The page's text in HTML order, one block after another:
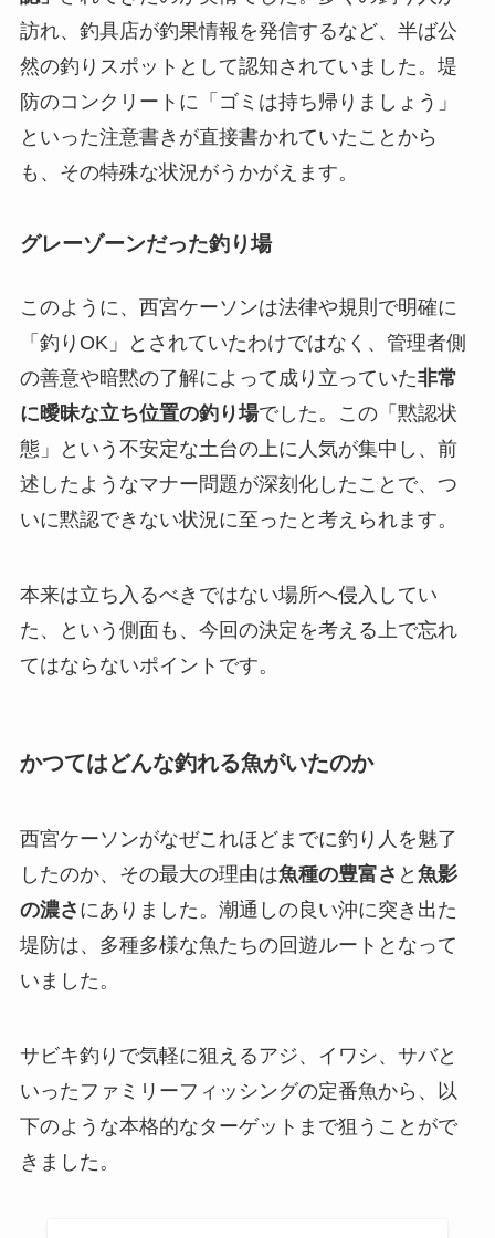
訪れ、釣具店が釣果情報を発信するなど、半ば公
然の釣りスポットとして認知されていました。堤
防のコンクリートに「ゴミは持ち帰りましょう」
といった注意書きが直接書かれていたことから
も、その特殊な状況がうかがえます。
グレーゾーンだった釣り場
このように、西宮ケーソンは法律や規則で明確に
「釣りOK」とされていたわけではなく、管理者側
の善意や暗黙の了解によって成り立っていた非常
に曖昧な立ち位置の釣り場でした。この「黙認状
態」という不安定な土台の上に人気が集中し、前
述したようなマナー問題が深刻化したことで、つ
いに黙認できない状況に至ったと考えられます。
本来は立ち入るべきではない場所へ侵入してい
た、という側面も、今回の決定を考える上で忘れ
てはならないポイントです。
かつてはどんな釣れる魚がいたのか
西宮ケーソンがなぜこれほどまでに釣り人を魅了
したのか、その最大の理由は魚種の豊富さ と 魚影
の濃さ にありました。潮通しの良い沖に突き出た
堤防は、多種多様な魚たちの回遊ルートとなって
いました。
サビキ釣りで気軽に狙えるアジ、イワシ、サバと
いったファミリーフィッシングの定番魚から、以
下のような本格的なターゲットまで狙うことがで
きました。